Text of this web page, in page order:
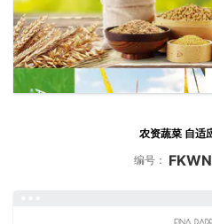
农资蔬菜 自适
编号：